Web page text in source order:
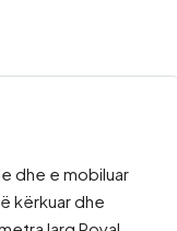
dhe e mobiluar
kërkuar dhe